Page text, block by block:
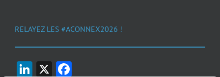
RELAYEZ LES #ACONNEX2026 !
LinkedIn
X